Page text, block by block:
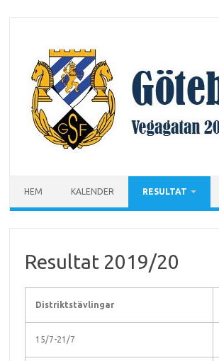
HEM KALENDER RESULTAT
Resultat 2019/20
Distriktstävlingar
15/7-21/7